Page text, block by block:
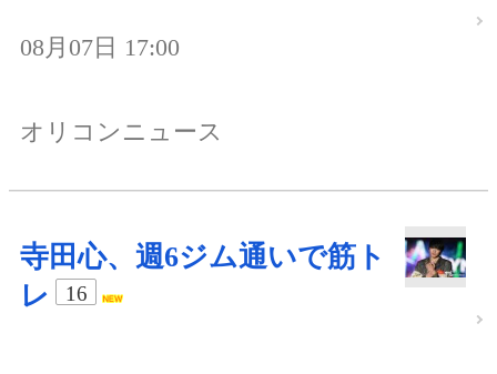
08月07日 17:00
オリコンニュース
寺田心、週6ジム通いで筋ト
レ
16